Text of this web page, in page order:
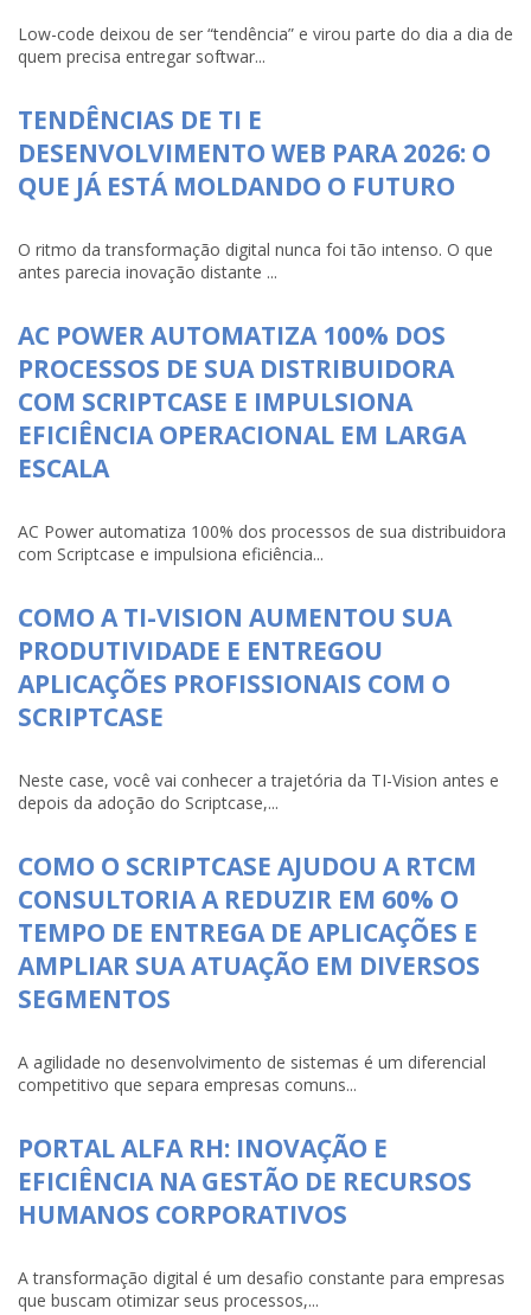
Low-code deixou de ser “tendência” e virou parte do dia a dia de
quem precisa entregar softwar...
TENDÊNCIAS DE TI E
DESENVOLVIMENTO WEB PARA 2026: O
QUE JÁ ESTÁ MOLDANDO O FUTURO
O ritmo da transformação digital nunca foi tão intenso. O que
antes parecia inovação distante ...
AC POWER AUTOMATIZA 100% DOS
PROCESSOS DE SUA DISTRIBUIDORA
COM SCRIPTCASE E IMPULSIONA
EFICIÊNCIA OPERACIONAL EM LARGA
ESCALA
AC Power automatiza 100% dos processos de sua distribuidora
com Scriptcase e impulsiona eficiência...
COMO A TI-VISION AUMENTOU SUA
PRODUTIVIDADE E ENTREGOU
APLICAÇÕES PROFISSIONAIS COM O
SCRIPTCASE
Neste case, você vai conhecer a trajetória da TI-Vision antes e
depois da adoção do Scriptcase,...
COMO O SCRIPTCASE AJUDOU A RTCM
CONSULTORIA A REDUZIR EM 60% O
TEMPO DE ENTREGA DE APLICAÇÕES E
AMPLIAR SUA ATUAÇÃO EM DIVERSOS
SEGMENTOS
A agilidade no desenvolvimento de sistemas é um diferencial
competitivo que separa empresas comuns...
PORTAL ALFA RH: INOVAÇÃO E
EFICIÊNCIA NA GESTÃO DE RECURSOS
HUMANOS CORPORATIVOS
A transformação digital é um desafio constante para empresas
que buscam otimizar seus processos,...